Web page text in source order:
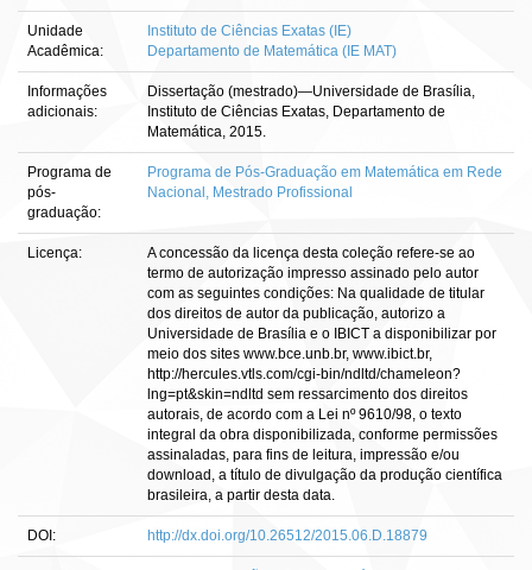
Unidade
Acadêmica:
Instituto de Ciências Exatas (IE)
Departamento de Matemática (IE MAT)
Informações
adicionais:
Dissertação (mestrado)—Universidade de Brasília,
Instituto de Ciências Exatas, Departamento de
Matemática, 2015.
Programa de
pós-
graduação:
Programa de Pós-Graduação em Matemática em Rede
Nacional, Mestrado Profissional
Licença:
A concessão da licença desta coleção refere-se ao
termo de autorização impresso assinado pelo autor
com as seguintes condições: Na qualidade de titular
dos direitos de autor da publicação, autorizo a
Universidade de Brasília e o IBICT a disponibilizar por
meio dos sites www.bce.unb.br, www.ibict.br,
http://hercules.vtls.com/cgi-bin/ndltd/chameleon?
lng=pt&skin=ndltd sem ressarcimento dos direitos
autorais, de acordo com a Lei nº 9610/98, o texto
integral da obra disponibilizada, conforme permissões
assinaladas, para fins de leitura, impressão e/ou
download, a título de divulgação da produção científica
brasileira, a partir desta data.
DOI: http://dx.doi.org/10.26512/2015.06.D.18879